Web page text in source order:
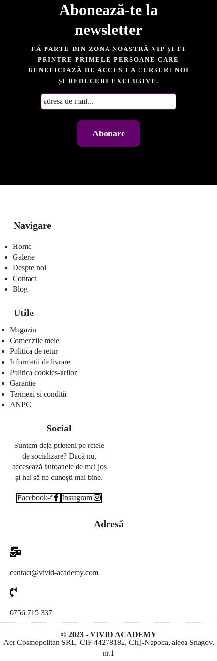
Abonează-te la
newsletter​
FĂ PARTE DIN ZONA NOASTRĂ VIP ȘI FI
PRINTRE PRIMELE PERSOANE CARE
BENEFICIAZĂ DE ACCES LA CURSURI NOI
ȘI REDUCERI EXCLUSIVE.
Navigare
Home
Galerie
Despre noi
Contact
Blog
Utile
Magazin
Comenzile mele
Politica de retur
Informatii de livrare
Politica cookies-urilor
Garantie
Termeni si conditii
ANPC
Social
Suntem deja prieteni pe retele
de socializare? Dacă nu,
accesează butoanele de mai jos
și hai să ne cunoști mai bine.
Facebook-f Instagram
Adresă
contact@vivid-academy.com
0756 715 337
© 2023 - VIVID ACADEMY
Aer Cosmopolitan SRL, CIF 44278182, Cluj-Napoca, aleea Snagov,
nr.1